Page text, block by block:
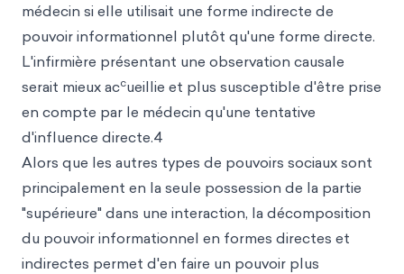
médecin si elle utilisait une forme indirecte de
pouvoir informationnel plutôt qu'une forme directe.
L'infirmière présentant une observation causale
serait mieux accueillie et plus susceptible d'être prise
en compte par le médecin qu'une tentative
d'influence directe.4
Alors que les autres types de pouvoirs sociaux sont
principalement en la seule possession de la partie
"supérieure" dans une interaction, la décomposition
du pouvoir informationnel en formes directes et
indirectes permet d'en faire un pouvoir plus